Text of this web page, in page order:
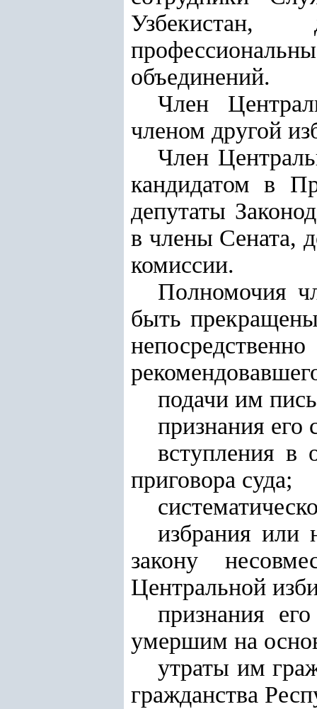
Узбекистан,
объединений.
Член
членом другой
Член
кандидатом в
депутаты
в члены Сената,
комиссии.
Полномочия
быть
подачи им
признания его
вступления в
приговора суда;
избрания или
закону
Центральной
признания
умершим на
утраты им
гражданства